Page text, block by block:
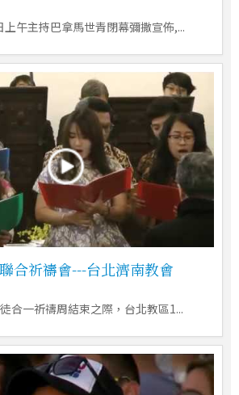
上午主持巴拿馬世青閉幕彌撒宣佈,...
合祈禱會---台北濟南教會
合一祈禱周結束之際，台北教區1...